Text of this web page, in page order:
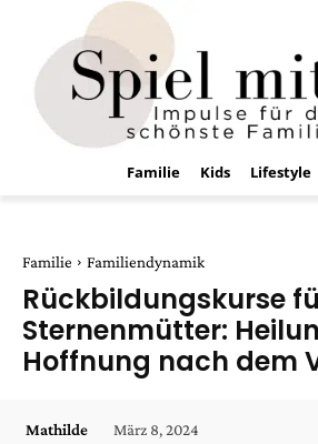
Familie Kids Lifestyle
Familie Familiendynamik
Rückbildungskurse
Sternenmütter:
Hoffnung nach dem
Mathilde März 8, 2024